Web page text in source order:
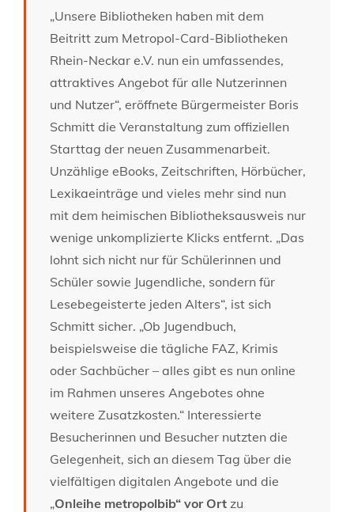
„Unsere Bibliotheken haben mit dem
Beitritt zum Metropol-Card-Bibliotheken
Rhein-Neckar e.V. nun ein umfassendes,
attraktives Angebot für alle Nutzerinnen
und Nutzer“, eröffnete Bürgermeister Boris
Schmitt die Veranstaltung zum offiziellen
Starttag der neuen Zusammenarbeit.
Unzählige eBooks, Zeitschriften, Hörbücher,
Lexikaeinträge und vieles mehr sind nun
mit dem heimischen Bibliotheksausweis nur
wenige unkomplizierte Klicks entfernt. „Das
lohnt sich nicht nur für Schülerinnen und
Schüler sowie Jugendliche, sondern für
Lesebegeisterte jeden Alters“, ist sich
Schmitt sicher. „Ob Jugendbuch,
beispielsweise die tägliche FAZ, Krimis
oder Sachbücher – alles gibt es nun online
im Rahmen unseres Angebotes ohne
weitere Zusatzkosten.“ Interessierte
Besucherinnen und Besucher nutzten die
Gelegenheit, sich an diesem Tag über die
vielfältigen digitalen Angebote und die
„Onleihe metropolbib“ vor Ort zu